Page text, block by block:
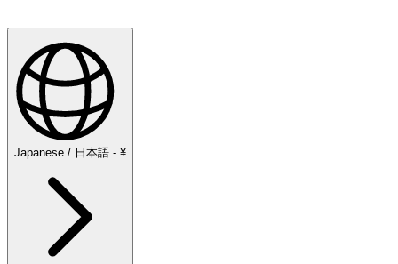
探検する Golf
Japanese / 日本語 - ¥